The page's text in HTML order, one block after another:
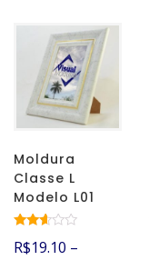
Moldura
Classe L
Modelo L01
ção
R$19.10 –